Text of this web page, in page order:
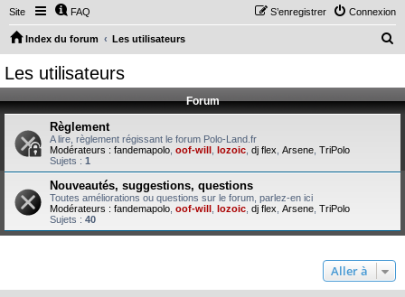
Site FAQ Connexion
S’enregistrer
Index du forum Les utilisateurs
h
r
Les utilisateurs
Forum
Règlement
A lire, règlement régissant le forum Polo-Land.fr
Modérateurs : fandemapolo oof-will lozoic dj flex Arsene TriPolo
Sujets : 1
Nouveautés, suggestions, questions
Toutes améliorations ou questions sur le forum, parlez-en ici
Modérateurs : fandemapolo oof-will lozoic dj flex Arsene TriPolo
Sujets : 40
Aller à